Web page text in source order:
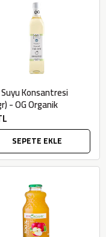
Konsantresi
- OG Organik
SEPETE EKLE
Zeytinyağı
Yeni Hasat,
5 Litre) -
AtcaNova